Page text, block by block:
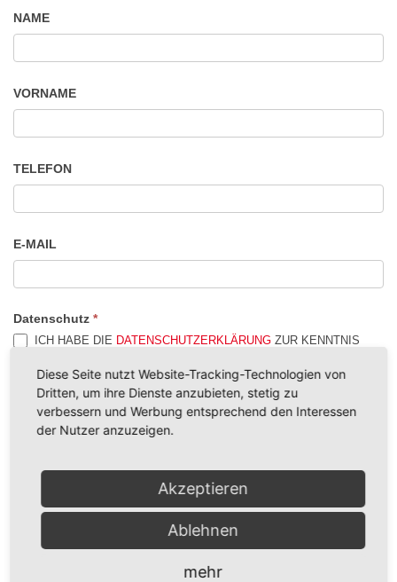
NAME
VORNAME
TELEFON
E-MAIL
Datenschutz *
ICH HABE DIE DATENSCHUTZERKLÄRUNG ZUR KENNTNIS
DATEN ZUR BEANTWORTUNG MEINER ANFRAGE ELEKTRONISCH
ERHOBEN UND GESPEICHERT WERDEN. HINWEIS: SIE KÖNNEN
IHRE EINWILLIGUNG JEDERZEIT FÜR DIE ZUKUNFT PER E-MAIL
AN DIE E-MAILADRESSE BERATUNG@CARITAS-VOGTLAND.DE
WIDERRUFEN.
Wir benötigen Ihre Zustimmung, um den ReCaptcha-Service
Wir verwenden reCAPTCHA, um Ihre eingegebenen
Informationen zu überprüfen. Dieser Service kann Daten zu
Ihren Aktivitäten sammeln. Bittelesen Sie die Details durchund
stimmen Sie der Nutzung des Service zu
Diese Seite nutzt Website-Tracking-Technologien von
Dritten, um ihre Dienste anzubieten, stetig zu
verbessern und Werbung entsprechend den Interessen
der Nutzer anzuzeigen.
Akzeptieren
Ablehnen
mehr